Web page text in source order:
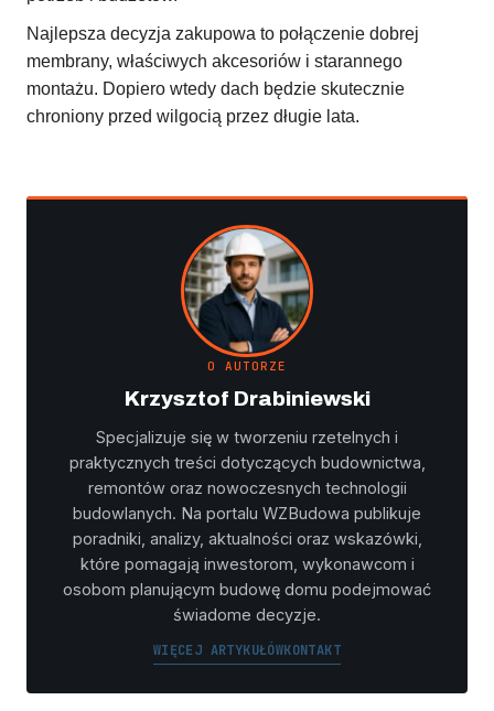
Najlepsza decyzja zakupowa to połączenie dobrej
membrany, właściwych akcesoriów i starannego
montażu. Dopiero wtedy dach będzie skutecznie
chroniony przed wilgocią przez długie lata.
O AUTORZE
Krzysztof Drabiniewski
Specjalizuje się w tworzeniu rzetelnych i
praktycznych treści dotyczących budownictwa,
remontów oraz nowoczesnych technologii
budowlanych. Na portalu WZBudowa publikuje
poradniki, analizy, aktualności oraz wskazówki,
które pomagają inwestorom, wykonawcom i
osobom planującym budowę domu podejmować
świadome decyzje.
WIĘCEJ ARTYKUŁÓWKONTAKT